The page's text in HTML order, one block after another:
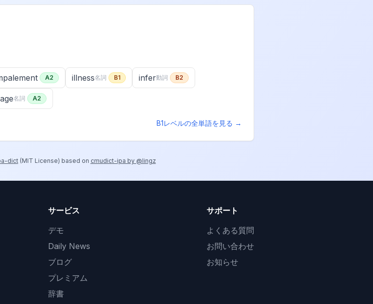
A2 illness名詞 B1 infer動詞 B2
名詞 A2
B1レベルの全単語を見る →
dict (MIT License) based on cmudict-ipa by @lingz
サービス
デモ
Daily News
ブログ
プレミアム
辞書
サポート
よくある質問
お問い合わせ
お知らせ